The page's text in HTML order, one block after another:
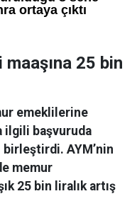
maaşına 25 bin
emeklilerine
ilgili başvuruda
birleştirdi. AYM’nin
memur
25 bin liralık artış